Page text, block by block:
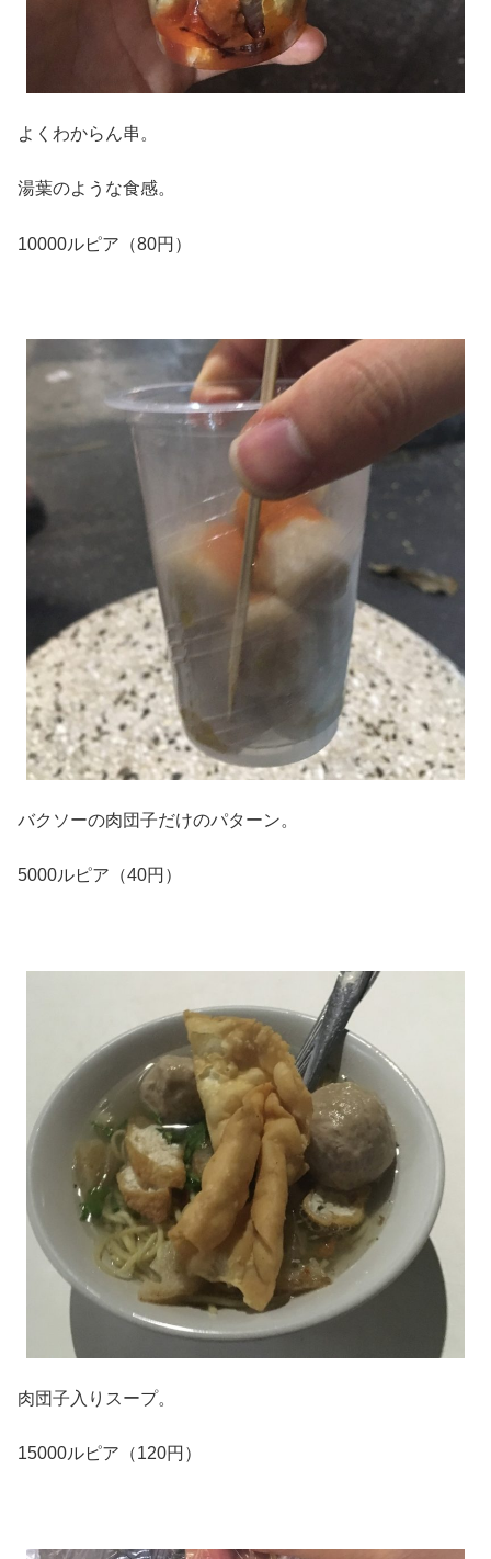
よくわからん串。
湯葉のような食感。
10000ルピア（80円）
バクソーの肉団子だけのパターン。
5000ルピア（40円）
肉団子入りスープ。
15000ルピア（120円）